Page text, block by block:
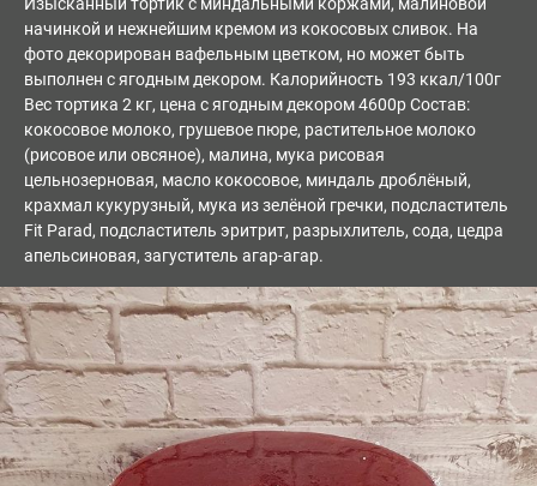
начинкой и нежнейшим кремом из кокосовых сливок. На
фото декорирован вафельным цветком, но может быть
выполнен с ягодным декором. Калорийность 193 ккал/100г
Вес тортика 2 кг, цена с ягодным декором 4600р Состав:
кокосовое молоко, грушевое пюре, растительное молоко
(рисовое или овсяное), малина, мука рисовая
цельнозерновая, масло кокосовое, миндаль дроблёный,
крахмал кукурузный, мука из зелёной гречки, подсластитель
Fit Parad, подсластитель эритрит, разрыхлитель, сода, цедра
апельсиновая, загуститель агар-агар.